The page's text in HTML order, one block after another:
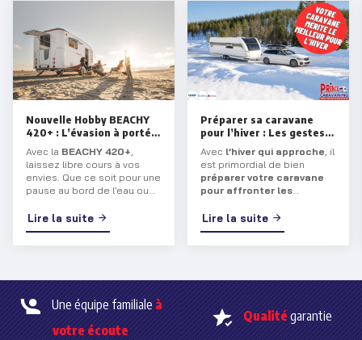
Nouvelle Hobby BEACHY
420+ : L’évasion à portée
de main !
Avec la BEACHY 420+,
laissez libre cours à vos
envies. Que ce soit pour une
pause au bord de l’eau ou
cettecaravanevous
transporte dans un univers
Lire la suite
Préparer sa caravane
pour l’hiver : Les gestes
essentiels
Avec l’hiver qui approche, il
est primordial de bien
préparer votre caravane
pour affronter les
Que vous entreposiez votre
véhicule ou que vous
son état et éviter les
désagréments liés au gel.
Lire la suite
Une équipe familialeà
votre écoute
Qualitégarantie